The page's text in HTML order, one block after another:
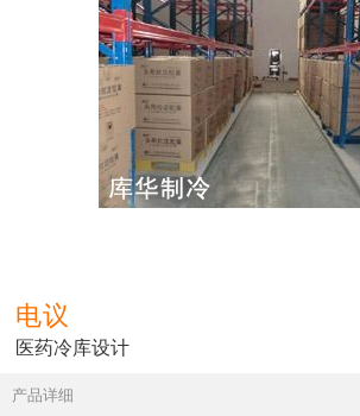
电议
医药冷库设计
产品详细